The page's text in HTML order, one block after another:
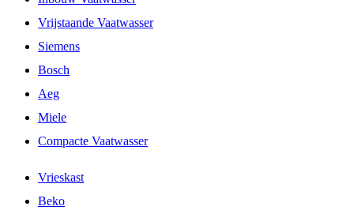
Vrijstaande Vaatwasser
Siemens
Bosch
Aeg
Miele
Compacte Vaatwasser
Vrieskast
Beko